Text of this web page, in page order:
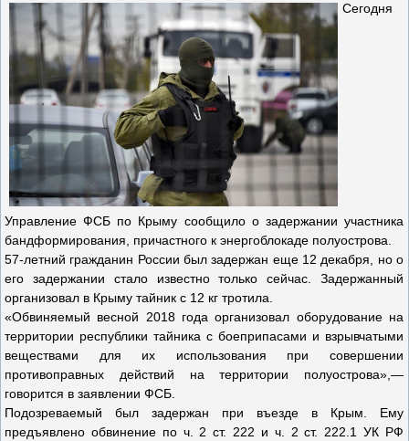
Сегодня
Управление ФСБ по Крыму сообщило о задержании участника
бандформирования, причастного к энергоблокаде полуострова.
57-летний гражданин России был задержан еще 12 декабря, но о
его задержании стало известно только сейчас. Задержанный
организовал в Крыму тайник с 12 кг тротила.
«Обвиняемый весной 2018 года организовал оборудование на
территории республики тайника с боеприпасами и взрывчатыми
веществами для их использования при совершении
противоправных действий на территории полуострова»,—
говорится в заявлении ФСБ.
Подозреваемый был задержан при въезде в Крым. Ему
предъявлено обвинение по ч. 2 ст. 222 и ч. 2 ст. 222.1 УК РФ